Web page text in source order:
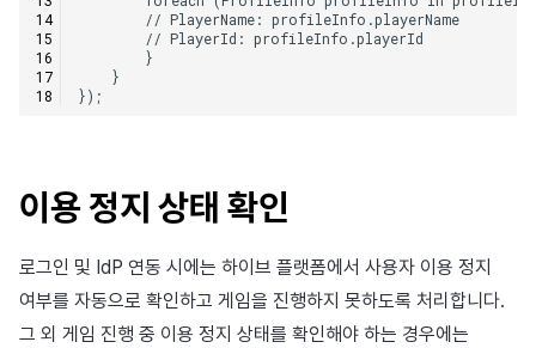
이용 정지 상태 확인
로그인 및 IdP 연동 시에는 하이브 플랫폼에서 사용자 이용 정지
여부를 자동으로 확인하고 게임을 진행하지 못하도록 처리합니다.
그 외 게임 진행 중 이용 정지 상태를 확인해야 하는 경우에는